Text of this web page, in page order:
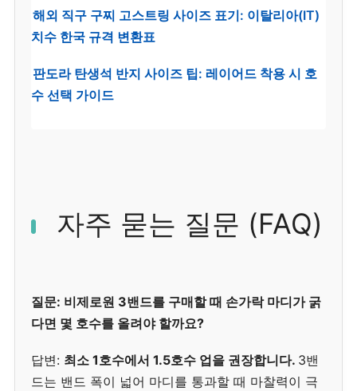
해외 직구 구찌 고스트링 사이즈 표기: 이탈리아(IT)
치수 한국 규격 변환표
판도라 탄생석 반지 사이즈 팁: 레이어드 착용 시 호
수 선택 가이드
자주 묻는 질문 (FAQ)
질문: 비제로원 3밴드를 구매할 때 손가락 마디가 굵
다면 몇 호수를 올려야 할까요?
답변: 최소 1호수에서 1.5호수 업을 권장합니다. 3밴
드는 밴드 폭이 넓어 마디를 통과할 때 마찰력이 극